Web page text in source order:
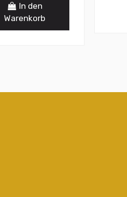
In den
Warenkorb